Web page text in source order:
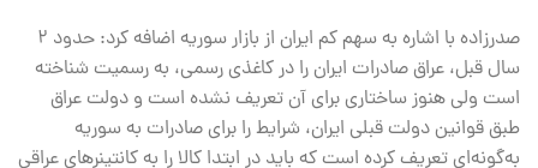
صدرزاده با اشاره به سهم کم ایران از بازار سوریه اضافه کرد: حدود ۲
سال قبل، عراق صادرات ایران را در کاغذی رسمی، به رسمیت شناخته
است ولی هنوز ساختاری برای آن تعریف نشده است و دولت عراق
طبق قوانین دولت قبلی ایران، شرایط را برای صادرات به سوریه
به‌گونه‌ای تعریف کرده است که باید در ابتدا کالا را به کانتینرهای عراقی